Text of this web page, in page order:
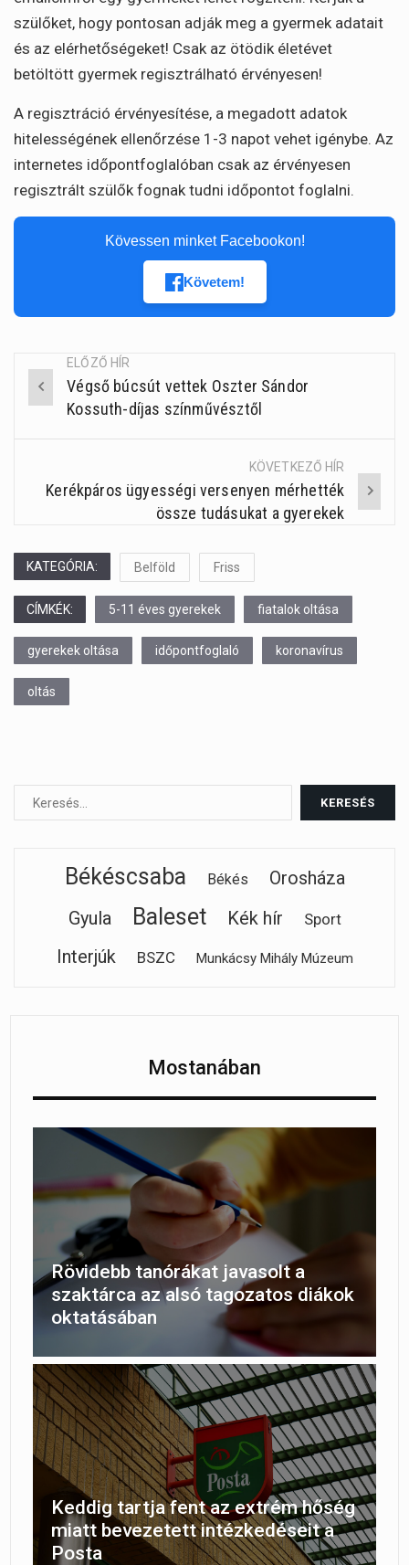
szülőket, hogy pontosan adják meg a gyermek adatait
és az elérhetőségeket! Csak az ötödik életévet
betöltött gyermek regisztrálható érvényesen!
A regisztráció érvényesítése, a megadott adatok
hitelességének ellenőrzése 1-3 napot vehet igénybe. Az
internetes időpontfoglalóban csak az érvényesen
regisztrált szülők fognak tudni időpontot foglalni.
Kövessen minket Facebookon!
Követem!
Post
navigation
ELŐZŐ HÍR
Végső búcsút vettek Oszter Sándor
Kossuth-díjas színművésztől
KÖVETKEZŐ HÍR
Kerékpáros ügyességi versenyen mérhették
össze tudásukat a gyerekek
KATEGÓRIA: Belföld Friss
CÍMKÉK: 5-11 éves gyerekek fiatalok oltása
gyerekek oltása időpontfoglaló koronavírus
oltás
Békéscsaba Békés
Orosháza
Gyula
Baleset Kék hír Sport
Interjúk BSZC Munkácsy Mihály Múzeum
Mostanában
Rövidebb tanórákat javasolt a
szaktárca az alsó tagozatos diákok
oktatásában
Keddig tartja fent az extrém hőség
miatt bevezetett intézkedéseit a
Posta